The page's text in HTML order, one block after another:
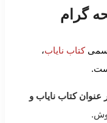
گرام
رسمیکتاب نایاب،
عنوان کتاب نایاب و